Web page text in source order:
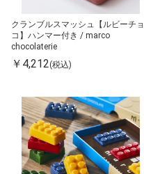
クランブルスマッシュ【ルビーチョ
コ】ハンマー付き / marco
chocolaterie
￥4,212(税込)